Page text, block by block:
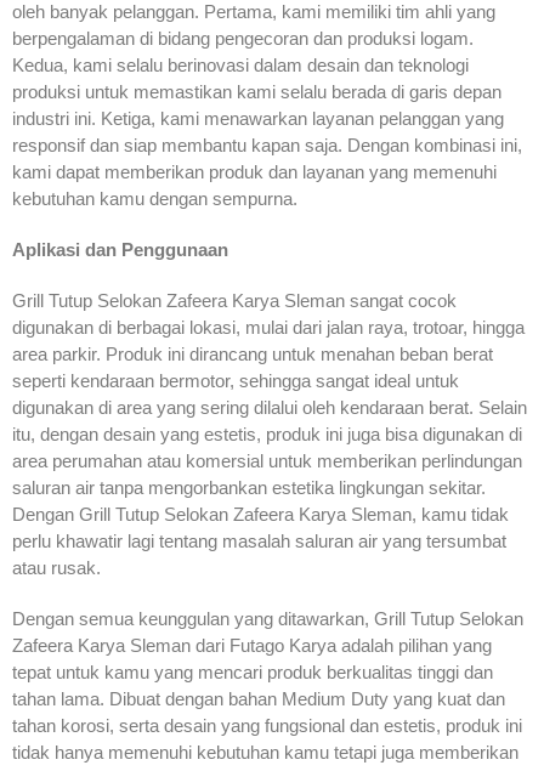
oleh banyak pelanggan. Pertama, kami memiliki tim ahli yang
berpengalaman di bidang pengecoran dan produksi logam.
Kedua, kami selalu berinovasi dalam desain dan teknologi
produksi untuk memastikan kami selalu berada di garis depan
industri ini. Ketiga, kami menawarkan layanan pelanggan yang
responsif dan siap membantu kapan saja. Dengan kombinasi ini,
kami dapat memberikan produk dan layanan yang memenuhi
kebutuhan kamu dengan sempurna.
Aplikasi dan Penggunaan
Grill Tutup Selokan Zafeera Karya Sleman sangat cocok
digunakan di berbagai lokasi, mulai dari jalan raya, trotoar, hingga
area parkir. Produk ini dirancang untuk menahan beban berat
seperti kendaraan bermotor, sehingga sangat ideal untuk
digunakan di area yang sering dilalui oleh kendaraan berat. Selain
itu, dengan desain yang estetis, produk ini juga bisa digunakan di
area perumahan atau komersial untuk memberikan perlindungan
saluran air tanpa mengorbankan estetika lingkungan sekitar.
Dengan Grill Tutup Selokan Zafeera Karya Sleman, kamu tidak
perlu khawatir lagi tentang masalah saluran air yang tersumbat
atau rusak.
Dengan semua keunggulan yang ditawarkan, Grill Tutup Selokan
Zafeera Karya Sleman dari Futago Karya adalah pilihan yang
tepat untuk kamu yang mencari produk berkualitas tinggi dan
tahan lama. Dibuat dengan bahan Medium Duty yang kuat dan
tahan korosi, serta desain yang fungsional dan estetis, produk ini
tidak hanya memenuhi kebutuhan kamu tetapi juga memberikan